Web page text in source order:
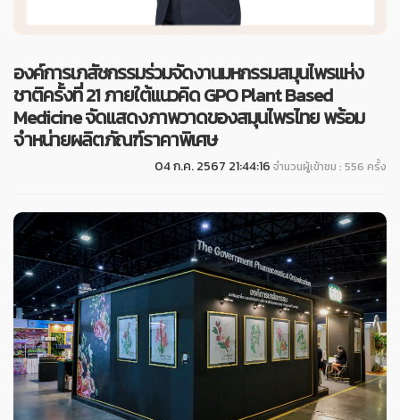
องค์การเภสัชกรรมร่วมจัดงานมหกรรมสมุนไพรแห่ง
ชาติครั้งที่ 21 ภายใต้แนวคิด GPO Plant Based
Medicine จัดแสดงภาพวาดของสมุนไพรไทย พร้อม
จำหน่ายผลิตภัณฑ์ราคาพิเศษ
04 ก.ค. 2567 21:44:16 จำนวนผู้เข้าชม : 556 ครั้ง